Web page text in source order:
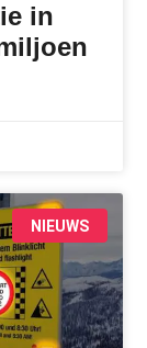
in
NIEUWS